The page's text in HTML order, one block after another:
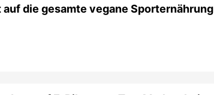
die gesamte vegane Sporternährung